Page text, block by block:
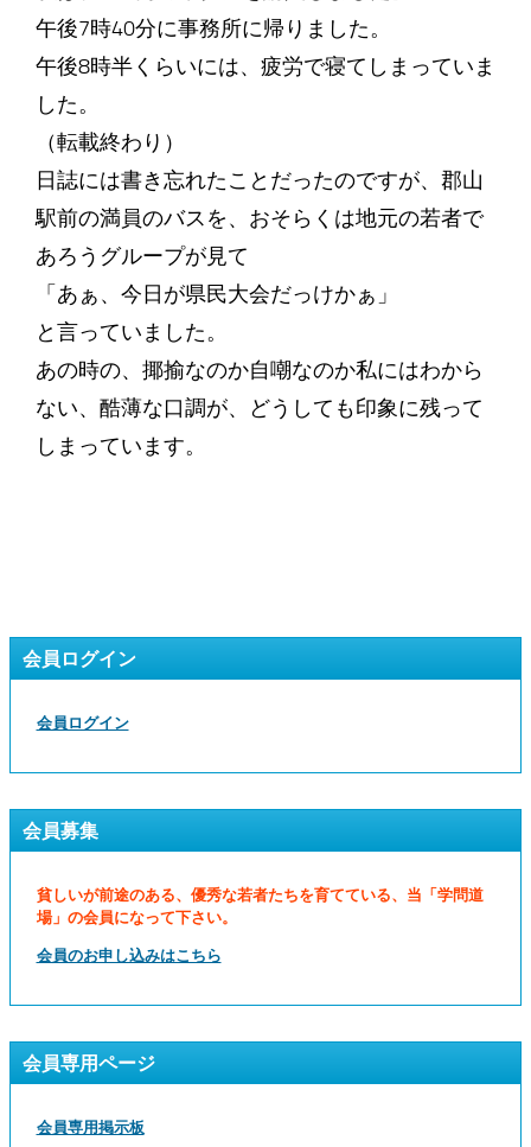
午後7時40分に事務所に帰りました。
午後8時半くらいには、疲労で寝てしまっていま
した。
（転載終わり）
日誌には書き忘れたことだったのですが、郡山
駅前の満員のバスを、おそらくは地元の若者で
あろうグループが見て
「あぁ、今日が県民大会だっけかぁ」
と言っていました。
あの時の、揶揄なのか自嘲なのか私にはわから
ない、酷薄な口調が、どうしても印象に残って
しまっています。
会員ログイン
会員ログイン
会員募集
貧しいが前途のある、優秀な若者たちを育てている、当「学問道
場」の会員になって下さい。
会員のお申し込みはこちら
会員専用ページ
会員専用掲示板